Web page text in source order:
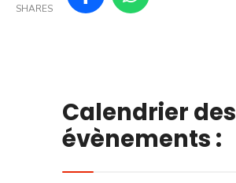
SHARES
Calendrier des
évènements :